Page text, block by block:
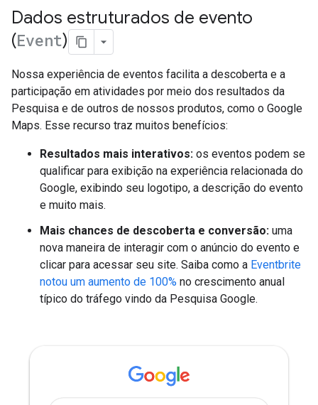
Dados estruturados de evento
(Event)
Nossa experiência de eventos facilita a descoberta e a
participação em atividades por meio dos resultados da
Pesquisa e de outros de nossos produtos, como o Google
Maps. Esse recurso traz muitos benefícios:
Resultados mais interativos: os eventos podem se
qualificar para exibição na experiência relacionada do
Google, exibindo seu logotipo, a descrição do evento
e muito mais.
Mais chances de descoberta e conversão: uma
nova maneira de interagir com o anúncio do evento e
clicar para acessar seu site. Saiba como a Eventbrite
notou um aumento de 100% no crescimento anual
típico do tráfego vindo da Pesquisa Google.